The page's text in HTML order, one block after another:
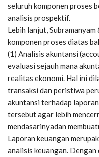
seluruh komponen proses
analisis prospektif.
Lebih lanjut,
komponen proses diatas
(1) Analisis akuntansi
evaluasi sejauh mana
realitas ekonomi. Hal ini
transaksi dan peristiwa
akuntansi terhadap
tersebut agar lebih
mendasarinyadan
Laporan keuangan
analisis keuangan.